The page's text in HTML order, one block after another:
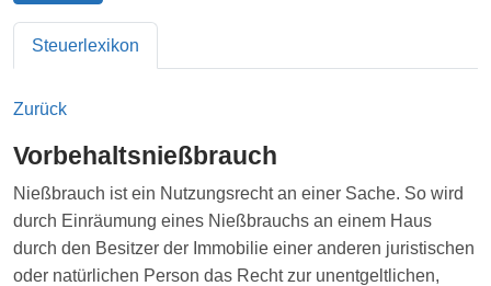
Steuerlexikon
Zurück
Vorbehaltsnießbrauch
Nießbrauch ist ein Nutzungsrecht an einer Sache. So wird
durch Einräumung eines Nießbrauchs an einem Haus
durch den Besitzer der Immobilie einer anderen juristischen
oder natürlichen Person das Recht zur unentgeltlichen,